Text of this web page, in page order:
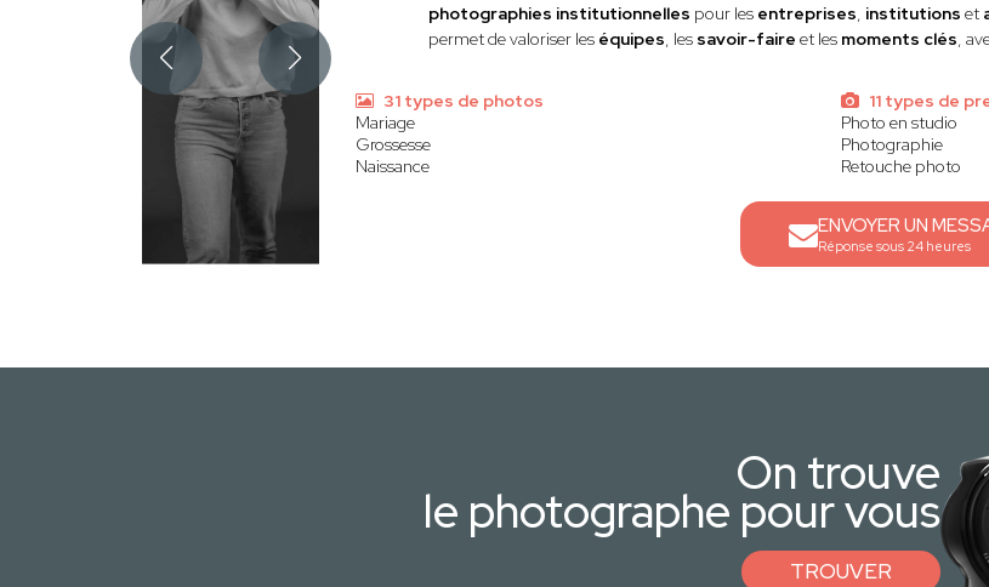
photographies institutionnelles pour les entreprises, institutions et
permet de valoriser les équipes, les savoir-faire et les moments clés,
31 types de photos
Mariage
Grossesse
Naissance
11 types de
Photo en studio
Photographie
Retouche photo
ENVOYER UN
Réponse sous 24 heures
On trouve
le photographe pour vous
TROUVER